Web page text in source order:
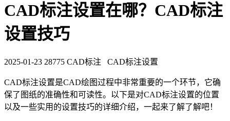
CAD标注设置在哪？CAD标注
设置技巧
2025-01-23 28775 CAD标注 CAD标注设置
CAD标注设置是CAD绘图过程中非常重要的一个环节，它确
保了图纸的准确性和可读性。以下是对CAD标注设置的位置
以及一些实用的设置技巧的详细介绍，一起来了解了解吧！